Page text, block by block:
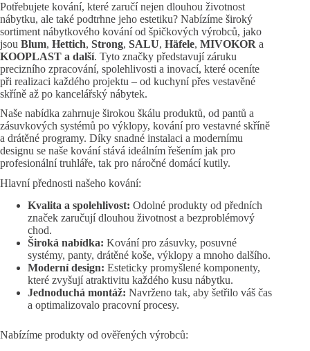
Potřebujete kování, které zaručí nejen dlouhou životnost
nábytku, ale také podtrhne jeho estetiku? Nabízíme široký
sortiment nábytkového kování od špičkových výrobců, jako
jsou Blum, Hettich, Strong, SALU, Häfele, MIVOKOR a
KOOPLAST a další. Tyto značky představují záruku
precizního zpracování, spolehlivosti a inovací, které oceníte
při realizaci každého projektu – od kuchyní přes vestavěné
skříně až po kancelářský nábytek.
Naše nabídka zahrnuje širokou škálu produktů, od pantů a
zásuvkových systémů po výklopy, kování pro vestavné skříně
a drátěné programy. Díky snadné instalaci a modernímu
designu se naše kování stává ideálním řešením jak pro
profesionální truhláře, tak pro náročné domácí kutily.
Hlavní přednosti našeho kování:
Kvalita a spolehlivost: Odolné produkty od předních
značek zaručují dlouhou životnost a bezproblémový
chod.
Široká nabídka: Kování pro zásuvky, posuvné
systémy, panty, drátěné koše, výklopy a mnoho dalšího.
Moderní design: Esteticky promyšlené komponenty,
které zvyšují atraktivitu každého kusu nábytku.
Jednoduchá montáž: Navrženo tak, aby šetřilo váš čas
a optimalizovalo pracovní procesy.
Nabízíme produkty od ověřených výrobců: